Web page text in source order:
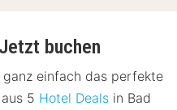
buchen
einfach das perfekte
5 Hotel Deals in Bad